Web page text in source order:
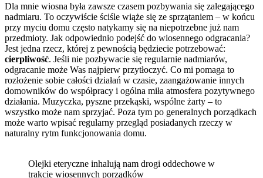
Dla mnie wiosna była zawsze czasem pozbywania się zalegającego
nadmiaru. To oczywiście ściśle wiąże się ze sprzątaniem – w końcu
przy myciu domu często natykamy się na niepotrzebne już nam
przedmioty. Jak odpowiednio podejść do wiosennego odgracania?
Jest jedna rzecz, której z pewnością będziecie potrzebować:
cierpliwość. Jeśli nie pozbywacie się regularnie nadmiarów,
odgracanie może Was najpierw przytłoczyć. Co mi pomaga to
rozłożenie sobie całości działań w czasie, zaangażowanie innych
domowników do współpracy i ogólna miła atmosfera pozytywnego
działania. Muzyczka, pyszne przekąski, wspólne żarty – to
wszystko może nam sprzyjać. Poza tym po generalnych porządkach
może warto wpisać regularny przegląd posiadanych rzeczy w
naturalny rytm funkcjonowania domu.
Olejki eteryczne inhalują nam drogi oddechowe w
trakcie wiosennych porządków